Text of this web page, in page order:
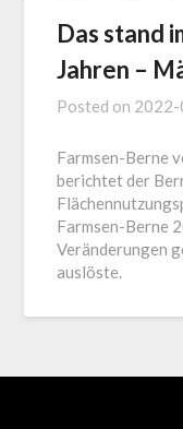
Das stand
Jahren –
Posted on
Farmsen-Berne
berichtet der
Farmsen-Berne
Veränderungen
auslöste.